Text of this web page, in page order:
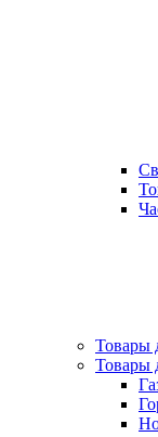
Товары
Товары